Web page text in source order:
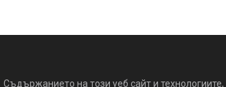
Съдържанието на този уеб сайт и технологиите,